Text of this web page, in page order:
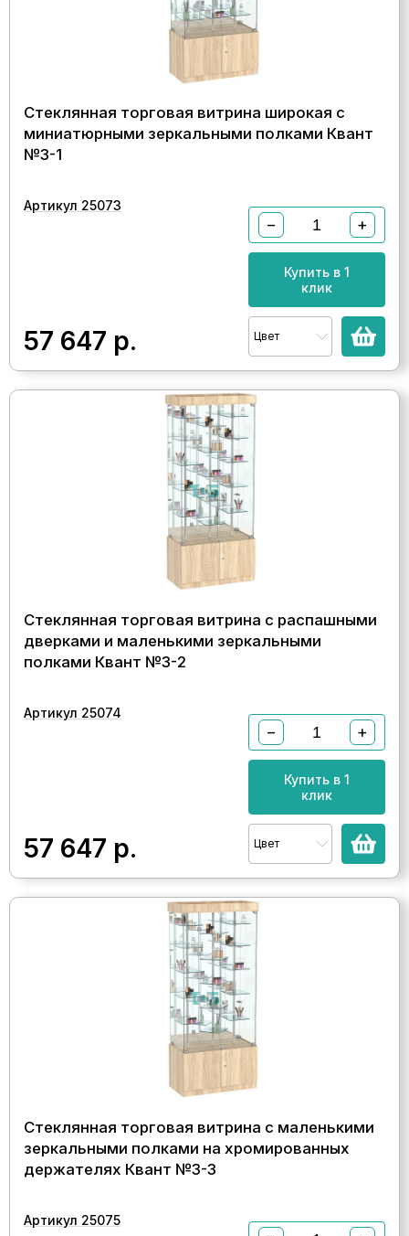
Стеклянная торговая витрина широкая с
миниатюрными зеркальными полками Квант
№3-1
Артикул 25073
57 647 р.
− +
Купить в 1
клик
Цвет
Стеклянная торговая витрина с распашными
дверками и маленькими зеркальными
полками Квант №3-2
Артикул 25074
57 647 р.
− +
Купить в 1
клик
Цвет
Стеклянная торговая витрина с маленькими
зеркальными полками на хромированных
держателях Квант №3-3
Артикул 25075